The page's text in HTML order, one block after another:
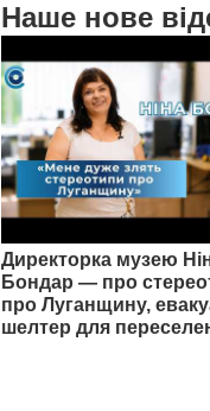
Наше нове
Директорка музею
Бондар — про
про Луганщину,
шелтер для